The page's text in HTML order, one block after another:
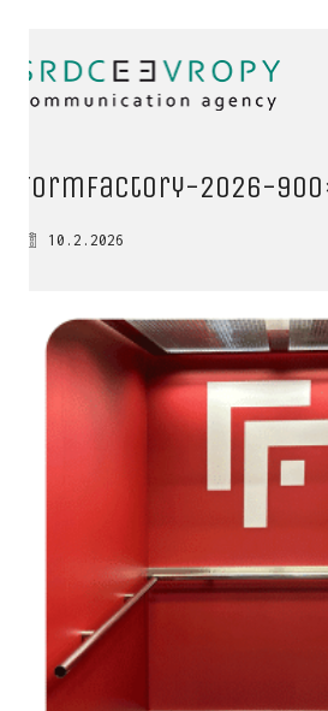
FormFactory-2026-
10.2.2026